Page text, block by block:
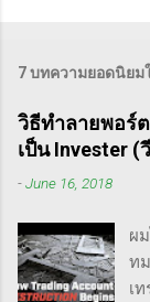
7 บทความยอดนิยม
วิธีทำลายพอร์
เป็น Invester (
-June 16, 2018
ผ
ท
เ